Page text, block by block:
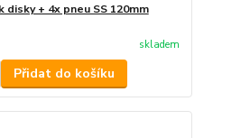
disky + 4x pneu SS 120mm
skladem
Přidat do košíku